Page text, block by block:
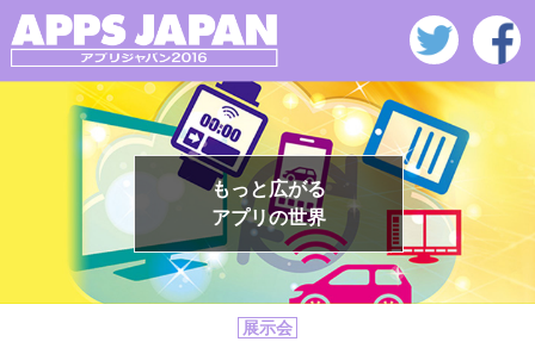
もっと広がる
アプリの世界
展示会